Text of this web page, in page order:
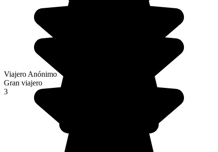
Viajero Anónimo
Gran viajero
3